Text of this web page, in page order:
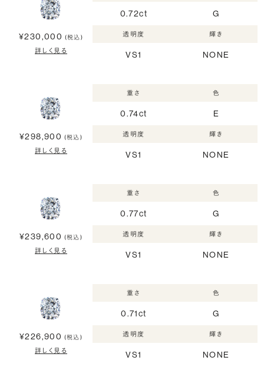
¥230,000 (税込)
詳しく見る
0.72ct G
透明度
VS1
輝き
NONE
¥298,900 (税込)
詳しく見る
重さ
0.74ct
色
E
透明度
VS1
輝き
NONE
¥239,600 (税込)
詳しく見る
重さ
0.77ct
色
G
透明度
VS1
輝き
NONE
¥226,900 (税込)
詳しく見る
重さ
0.71ct
色
G
透明度
VS1
輝き
NONE